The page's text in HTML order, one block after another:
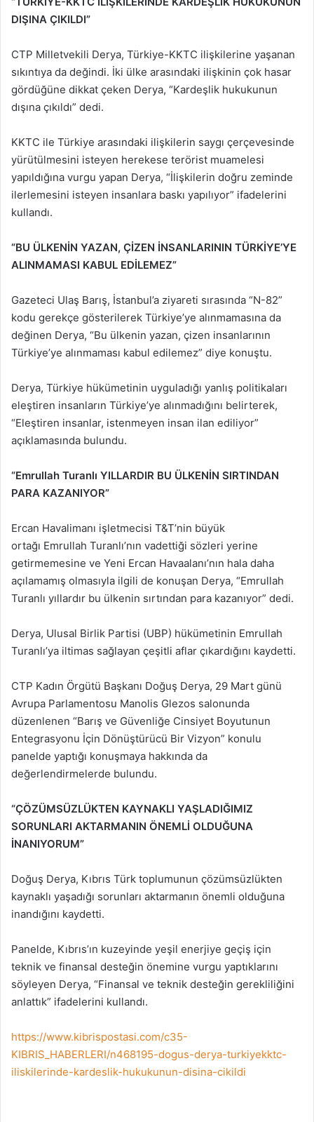
DIŞINA ÇIKILDI”
CTP Milletvekili Derya, Türkiye-KKTC ilişkilerine yaşanan
sıkıntıya da değindi. İki ülke arasındaki ilişkinin çok hasar
gördüğüne dikkat çeken Derya, “Kardeşlik hukukunun
dışına çıkıldı” dedi.
KKTC ile Türkiye arasındaki ilişkilerin saygı çerçevesinde
yürütülmesini isteyen herekese terörist muamelesi
yapıldığına vurgu yapan Derya, “İlişkilerin doğru zeminde
ilerlemesini isteyen insanlara baskı yapılıyor” ifadelerini
kullandı.
“BU ÜLKENİN YAZAN, ÇİZEN İNSANLARININ TÜRKİYE’YE
ALINMAMASI KABUL EDİLEMEZ”
Gazeteci Ulaş Barış, İstanbul’a ziyareti sırasında “N-82”
kodu gerekçe gösterilerek Türkiye’ye alınmamasına da
değinen Derya, “Bu ülkenin yazan, çizen insanlarının
Türkiye’ye alınmaması kabul edilemez” diye konuştu.
Derya, Türkiye hükümetinin uyguladığı yanlış politikaları
eleştiren insanların Türkiye’ye alınmadığını belirterek,
“Eleştiren insanlar, istenmeyen insan ilan ediliyor”
açıklamasında bulundu.
“Emrullah Turanlı YILLARDIR BU ÜLKENİN SIRTINDAN
PARA KAZANIYOR”
Ercan Havalimanı işletmecisi T&T’nin büyük
ortağı Emrullah Turanlı’nın vadettiği sözleri yerine
getirmemesine ve Yeni Ercan Havaalanı’nın hala daha
açılamamış olmasıyla ilgili de konuşan Derya, “Emrullah
Turanlı yıllardır bu ülkenin sırtından para kazanıyor” dedi.
Derya, Ulusal Birlik Partisi (UBP) hükümetinin Emrullah
Turanlı’ya iltimas sağlayan çeşitli aflar çıkardığını kaydetti.
CTP Kadın Örgütü Başkanı Doğuş Derya, 29 Mart günü
Avrupa Parlamentosu Manolis Glezos salonunda
düzenlenen “Barış ve Güvenliğe Cinsiyet Boyutunun
Entegrasyonu İçin Dönüştürücü Bir Vizyon” konulu
panelde yaptığı konuşmaya hakkında da
değerlendirmelerde bulundu.
“ÇÖZÜMSÜZLÜKTEN KAYNAKLI YAŞLADIĞIMIZ
SORUNLARI AKTARMANIN ÖNEMLİ OLDUĞUNA
İNANIYORUM”
Doğuş Derya, Kıbrıs Türk toplumunun çözümsüzlükten
kaynaklı yaşadığı sorunları aktarmanın önemli olduğuna
inandığını kaydetti.
Panelde, Kıbrıs’ın kuzeyinde yeşil enerjiye geçiş için
teknik ve finansal desteğin önemine vurgu yaptıklarını
söyleyen Derya, “Finansal ve teknik desteğin gerekliliğini
anlattık” ifadelerini kullandı.
https://www.kibrispostasi.com/c35-
KIBRIS_HABERLERI/n468195-dogus-derya-turkiyekktc-
iliskilerinde-kardeslik-hukukunun-disina-cikildi